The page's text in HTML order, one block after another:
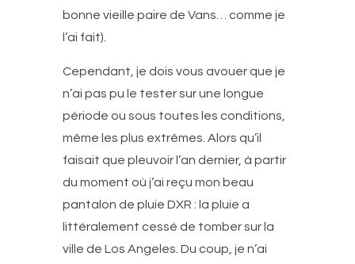
bonne vieille paire de Vans… comme je
l’ai fait).
Cependant, je dois vous avouer que je
n’ai pas pu le tester sur une longue
période ou sous toutes les conditions,
même les plus extrêmes. Alors qu’il
faisait que pleuvoir l’an dernier, à partir
du moment où j’ai reçu mon beau
pantalon de pluie DXR : la pluie a
littéralement cessé de tomber sur la
ville de Los Angeles. Du coup, je n’ai